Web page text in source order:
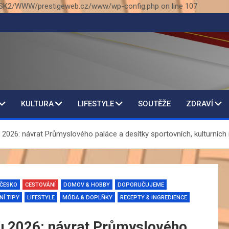
WWW/prestigeweb.cz/www/wp-config.php on line 107
KULTURA LIFESTYLE SOUTĚŽE ZDRAVÍ
návrat Průmyslového paláce a desítky sportovních,
ČESKO CESTOVÁNÍ DOMOV & HOBBY
DOPORUČUJEME
TIPY
LIFESTYLE MÓDA & DOPLŇKY RECEPTY & INGREDIENCE